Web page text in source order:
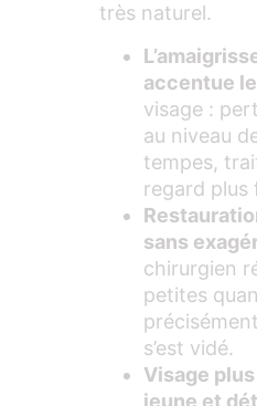
très naturel.
accentue
visage :
au niveau
tempes,
regard plus
sans
chirurgien
petites
s’est vidé.
Visage
jeune et